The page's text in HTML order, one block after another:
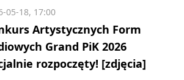
Artystycznych Form
Grand PiK 2026
rozpoczęty! [zdjęcia]
05-18, 17:00